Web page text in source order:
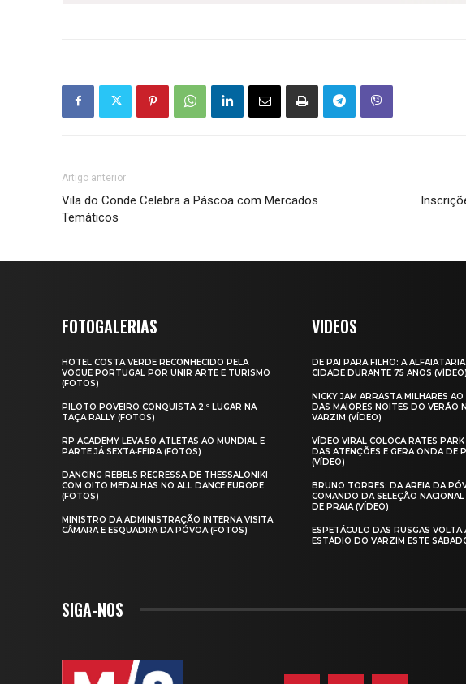
Artigo anterior
Vila do Conde Celebra a Páscoa com Mercados
Temáticos
FOTOGALERIAS
HOTEL COSTA VERDE RECONHECIDO PELA
VOGUE PORTUGAL POR UNIR ARTE E TURISMO
(FOTOS)
PILOTO POVEIRO CONQUISTA 2.º LUGAR NA
TAÇA RALLY (FOTOS)
RP ACADEMY LEVA 50 ATLETAS AO MUNDIAL E
PARTE JÁ SEXTA‑FEIRA (FOTOS)
DANCING REBELS REGRESSA DE THESSALONIKI
COM OITO MEDALHAS NO ALL DANCE EUROPE
(FOTOS)
MINISTRO DA ADMINISTRAÇÃO INTERNA VISITA
CÂMARA E ESQUADRA DA PÓVOA (FOTOS)
VIDEOS
DE PAI PARA FILHO: A
CIDADE DURANTE 75 ANOS (VÍDEO)
NICKY JAM ARRASTA MILHARES
DAS MAIORES NOITES DO VERÃO
VARZIM (VÍDEO)
VÍDEO VIRAL COLOCA RATES
DAS ATENÇÕES E GERA ONDA DE
(VÍDEO)
BRUNO TORRES: DA AREIA DA
COMANDO DA SELEÇÃO
DE PRAIA (VÍDEO)
ESPETÁCULO DAS RUSGAS VOLTA
ESTÁDIO DO VARZIM ESTE
SIGA-NOS